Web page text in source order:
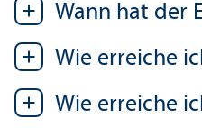
Wann hat der
Wie erreiche
Wie erreiche